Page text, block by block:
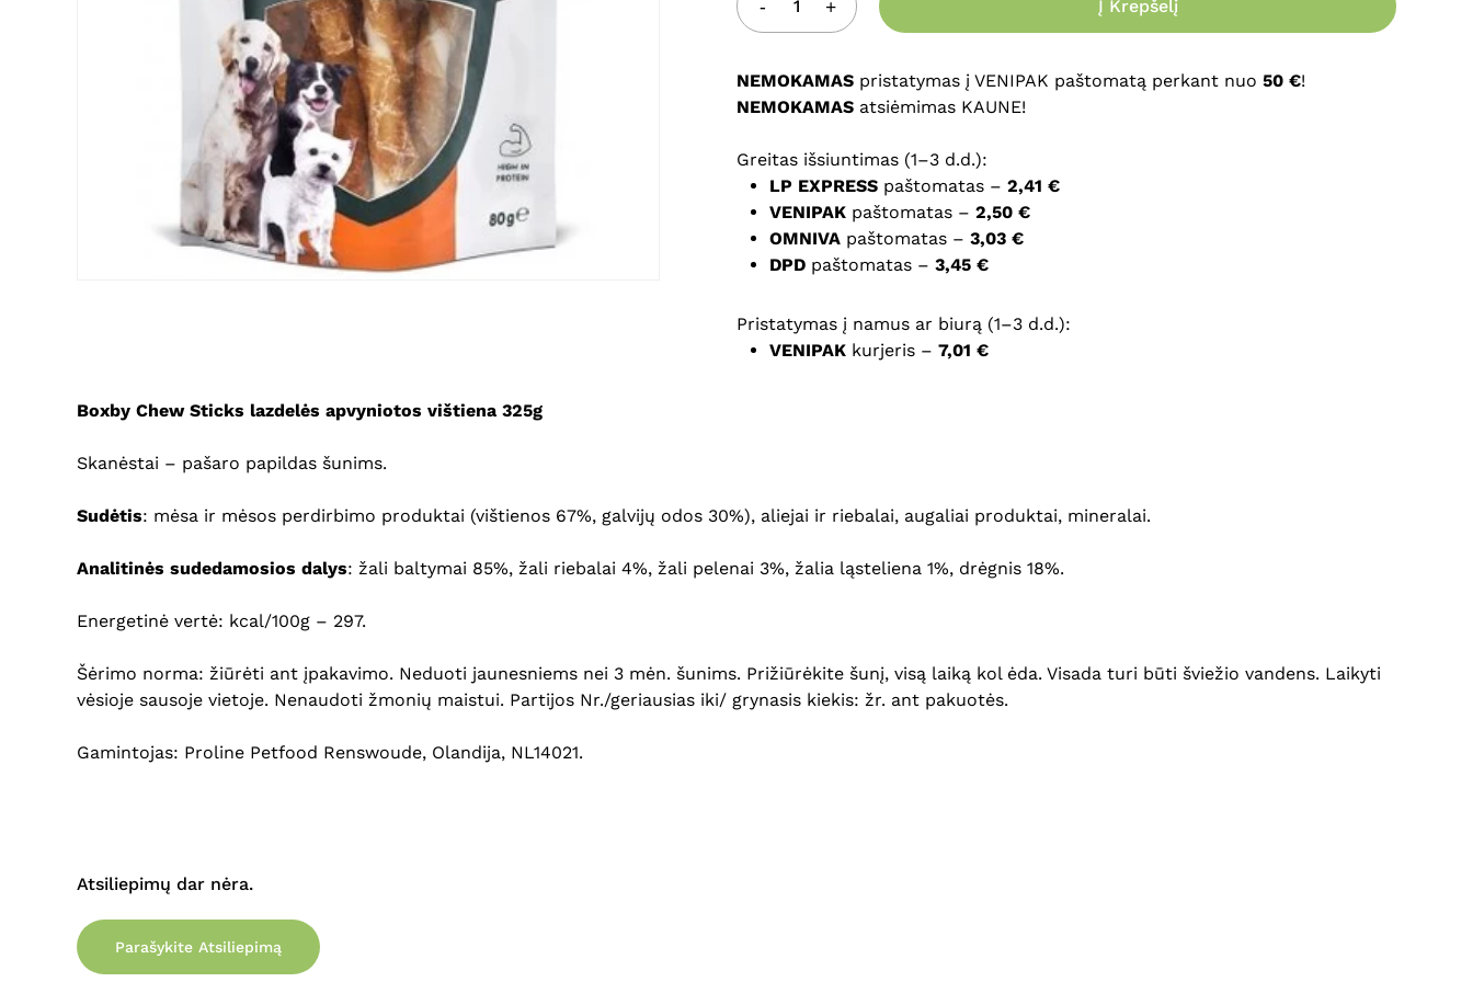
Į Krepšelį
NEMOKAMAS pristatymas į VENIPAK paštomatą perkant nuo 50 €!
NEMOKAMAS atsiėmimas KAUNE!
Greitas išsiuntimas (1–3 d.d.):
LP EXPRESS paštomatas – 2,41 €
VENIPAK paštomatas – 2,50 €
OMNIVA paštomatas – 3,03 €
DPD paštomatas – 3,45 €
Pristatymas į namus ar biurą (1–3 d.d.):
VENIPAK kurjeris – 7,01 €
Boxby Chew Sticks lazdelės apvyniotos vištiena 325g
Skanėstai – pašaro papildas šunims.
Sudėtis: mėsa ir mėsos perdirbimo produktai (vištienos 67%, galvijų odos 30%), aliejai ir riebalai, augaliai produktai, mineralai.
Analitinės sudedamosios dalys: žali baltymai 85%, žali riebalai 4%, žali pelenai 3%, žalia ląsteliena 1%, drėgnis 18%.
Energetinė vertė: kcal/100g – 297.
Šėrimo norma: žiūrėti ant įpakavimo. Neduoti jaunesniems nei 3 mėn. šunims. Prižiūrėkite šunį, visą laiką kol ėda. Visada turi būti šviežio vandens. Laikyti
vėsioje sausoje vietoje. Nenaudoti žmonių maistui. Partijos Nr./geriausias iki/ grynasis kiekis: žr. ant pakuotės.
Gamintojas: Proline Petfood Renswoude, Olandija, NL14021.
Atsiliepimų dar nėra.
Parašykite Atsiliepimą
Noriu savo interneto naršyklėje išsaugoti vardą, el. pašto adresą ir interneto
komentarą.